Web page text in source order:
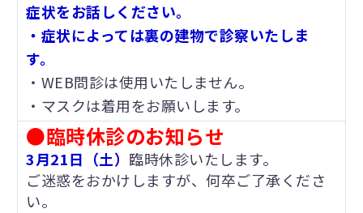
症状をお話しください。
・症状によっては裏の建物で診察いたしま
す。
・WEB問診は使用いたしません。
・マスクは着用をお願いします。
●臨時休診のお知らせ
3月21日（土） 臨時休診いたします。
ご迷惑をおかけしますが、何卒ご了承くださ
い。